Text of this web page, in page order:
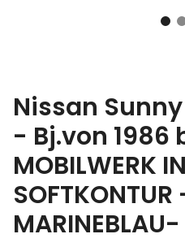
Nissan
- Bj.von 1986
MOBILWERK
SOFTKONTUR
MARINEBLAU-